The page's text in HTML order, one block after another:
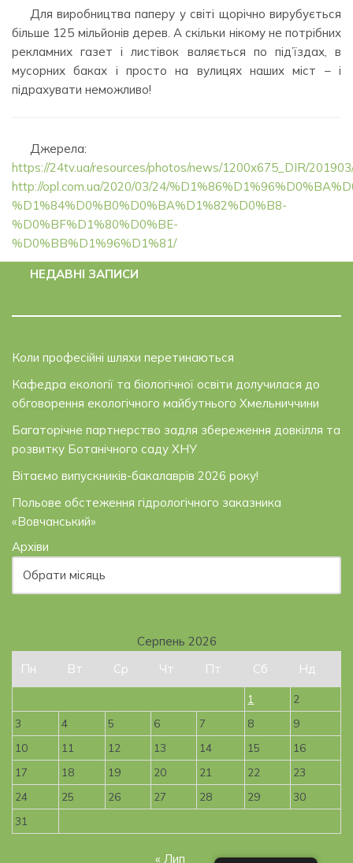
Для виробництва паперу у світі щорічно вирубується
більше 125 мільйонів дерев. А скільки нікому не потрібних
рекламних газет і листівок валяється по під’їздах, в
мусорних баках і просто на вулицях наших міст – і
підрахувати неможливо!
Джерела:
https://24tv.ua/resources/photos/news/1200x675_DIR/
http://opl.com.ua/2020/03/24/
%D1%84%D0%B0%D0%BA%D1%82%D0%B8-
%D0%BF%D1%80%D0%BE-
%D0%BB%D1%96%D1%81/
НЕДАВНІ ЗАПИСИ
Коли професійні шляхи перетинаються
Кафедра екології та біологічної освіти долучилася до
обговорення екологічного майбутнього Хмельниччини
Багаторічне партнерство задля збереження довкілля та
розвитку Ботанічного саду ХНУ
Вітаємо випускників-бакалаврів 2026 року!
Польове обстеження гідрологічного заказника
«Вовчанський»
Архіви
Серпень 2026
Пн
Вт Ср Чт Пт Сб Нд
1
2
3
4 5 6 7 8
9
10
11 12 13 14 15
16
17
18 19 20 21 22
23
24
25 26 27 28 29
30
31
« Лип